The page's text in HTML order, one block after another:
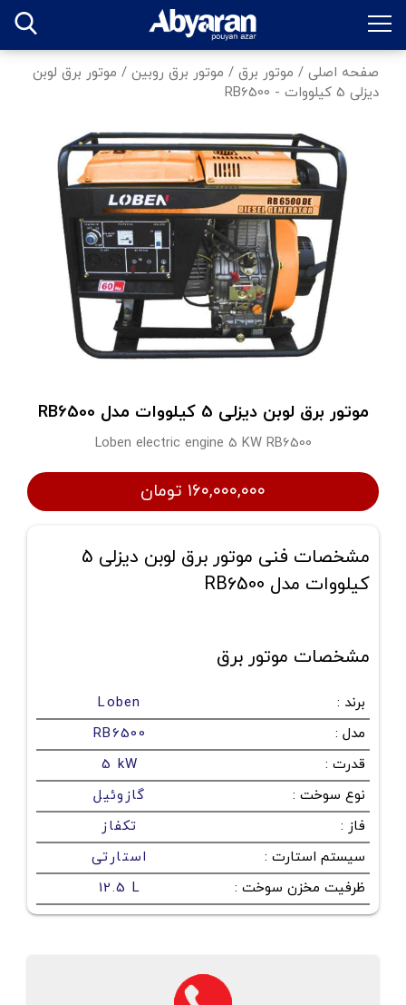
صفحه اصلی / موتور برق / موتور برق روبین / موتور برق لوبن
دیزلی 5 کیلووات - RB6500
موتور برق لوبن دیزلی 5 کیلووات مدل RB6500
Loben electric engine 5 KW RB6500
۱۶۰,۰۰۰,۰۰۰ تومان
مشخصات فنی موتور برق لوبن دیزلی 5
کیلووات مدل RB6500
مشخصات موتور برق
برند :
Loben
مدل :
RB6500
قدرت :
5 kW
نوع سوخت :
گازوئیل
فاز :
تکفاز
سیستم استارت :
استارتی
ظرفیت مخزن سوخت :
12.5 L